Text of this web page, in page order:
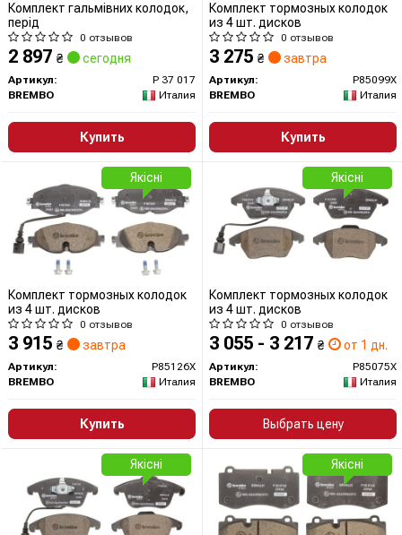
Комплект гальмівних колодок,
перід
0 отзывов
2 897 ₴ сегодня
Артикул:
P 37 017
BREMBO
Италия
Купить
Комплект тормозных колодок
из 4 шт. дисков
0 отзывов
3 275 ₴ завтра
Артикул:
P85099X
BREMBO
Италия
Купить
Комплект тормозных колодок
из 4 шт. дисков
0 отзывов
3 915 ₴ завтра
Артикул:
P85126X
BREMBO
Италия
Купить
Якісні
Комплект тормозных колодок
из 4 шт. дисков
0 отзывов
3 055 - 3 217 ₴ от 1 дн.
Артикул:
P85075X
BREMBO
Италия
Выбрать цену
Якісні
Якісні Якісні